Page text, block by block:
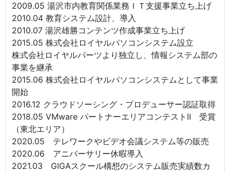
2009.05 湯沢市内教育関係業務ＩＴ支援事業立ち上げ
2010.04 教育システム設計、導入
2010.07 湯沢雄勝コンテンツ作成事業立ち上げ
2015.05 株式会社ロイヤルパソコンシステム設立
株式会社ロイヤルパーツより独立し、情報システム部の
事業を継承
2015.06 株式会社ロイヤルパソコンシステムとして事業
開始
2016.12 クラウドソーシング・プロデューサー認証取得
2018.05 VMware パートナーエリアコンテストⅡ 受賞
（東北エリア）
2020.05 テレワークやビデオ会議システム等の販売
2020.06 アニバーサリー休暇導入
2021.03 GIGAスクール構想のシステム販売実績数カ